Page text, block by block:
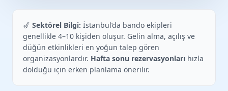
🎷 Sektörel Bilgi: İstanbul’da bando ekipleri
genellikle 4–10 kişiden oluşur. Gelin alma, açılış ve
düğün etkinlikleri en yoğun talep gören
organizasyonlardır. Hafta sonu rezervasyonları hızla
dolduğu için erken planlama önerilir.